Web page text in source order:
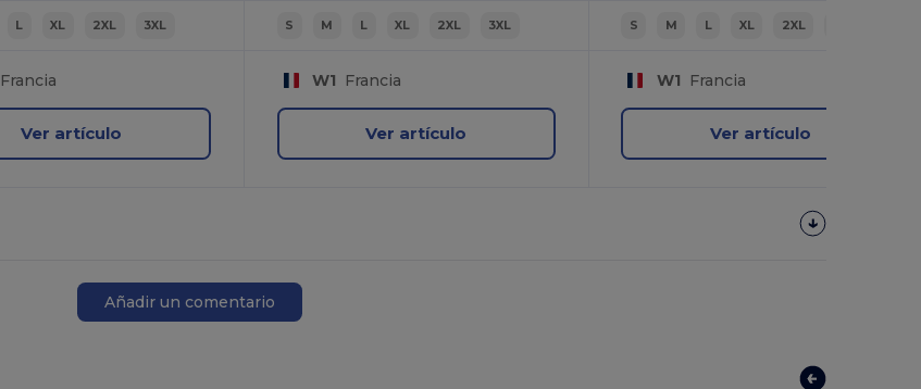
L XL 2XL 3XL
Francia
Ver artículo
S M L XL 2XL 3XL
W1 Francia
Ver artículo
S M L XL 2XL
W1 Francia
Ver artículo
Añadir un comentario